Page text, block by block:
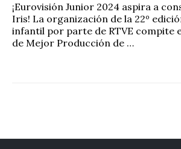
¡Eurovisión Junior 2024 aspira a
Iris! La organización de la 22º
infantil por parte de RTVE compite
de Mejor Producción de …